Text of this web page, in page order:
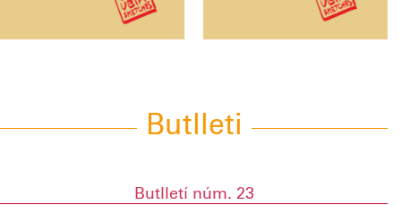
Butlleti
Butlletí núm. 23